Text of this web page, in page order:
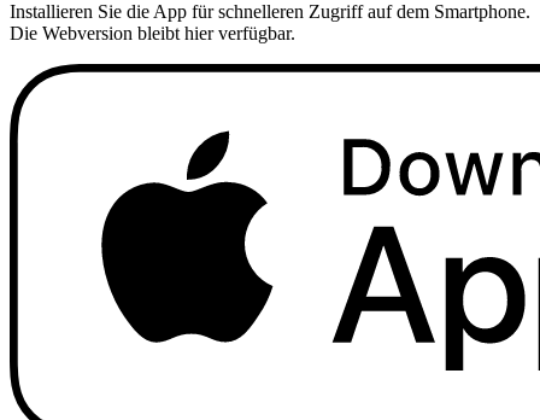
Installieren Sie die App für schnelleren Zugriff auf dem Smartphone.
Die Webversion bleibt hier verfügbar.